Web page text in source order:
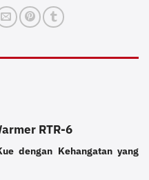
RTR-6
dengan Kehangatan yang